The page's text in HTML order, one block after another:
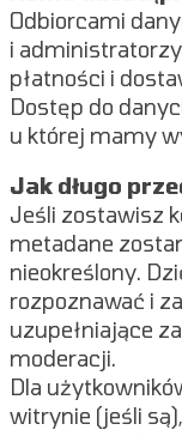
Odbiorcami
i
płatności i
Dostęp do
u której mamy
Jak długo
Jeśli zostawisz
metadane
nieokreślony.
rozpoznawać i
uzupełniające
moderacji.
Dla
witrynie (jeśli